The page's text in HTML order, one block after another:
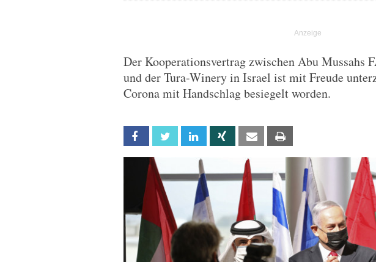
Der Kooperationsvertrag zwischen Abu Mussahs
und der Tura-Winery in Israel ist mit Freude
Corona mit Handschlag besiegelt worden.
Facebook Twitter Linkedin Xing Email